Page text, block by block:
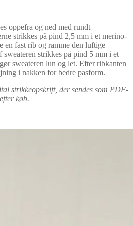
oppefra og ned med rundt
strikkes på pind 2,5 mm i et merino-
en fast rib og ramme den luftige
sweateren strikkes på pind 5 mm i et
sweateren lun og let. Efter ribkanten
i nakken for bedre pasform.
strikkeopskrift, der sendes som PDF-
køb.